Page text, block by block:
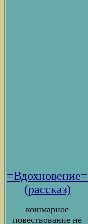
=Вдохновение=
(рассказ)
кошмарное
повествование не